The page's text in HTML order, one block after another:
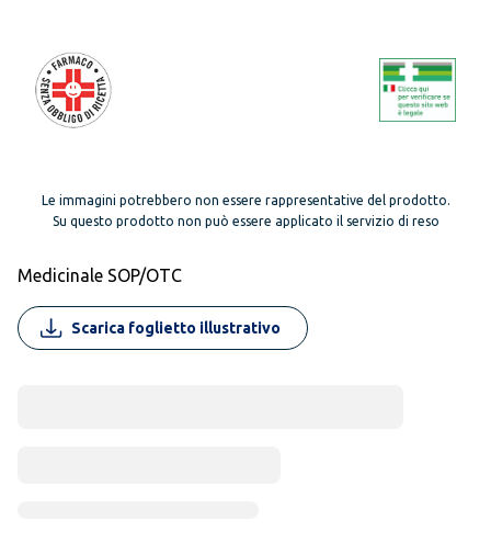
Le immagini potrebbero non essere rappresentative del prodotto.
Su questo prodotto non può essere applicato il servizio di reso
Medicinale SOP/OTC
Scarica foglietto illustrativo